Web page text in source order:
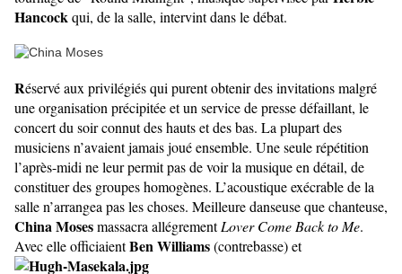
Hancockqui, de la salle, intervint dans le débat.
Réservé aux privilégiés qui purent obtenir des invitations malgré
une organisation précipitée et un service de presse défaillant, le
concert du soir connut des hauts et des bas. La plupart des
musiciens n’avaient jamais joué ensemble. Une seule répétition
l’après-midi ne leur permit pas de voir la musique en détail, de
constituer des groupes homogènes. L’acoustique exécrable de la
salle n’arrangea pas les choses. Meilleure danseuse que chanteuse,
China Mosesmassacra allégrementLover Come Back to Me.
Avec elle officiaientBen Williams(contrebasse) et